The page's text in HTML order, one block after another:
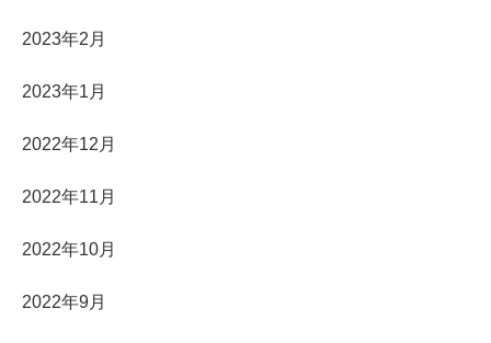
2023年2月
2023年1月
2022年12月
2022年11月
2022年10月
2022年9月